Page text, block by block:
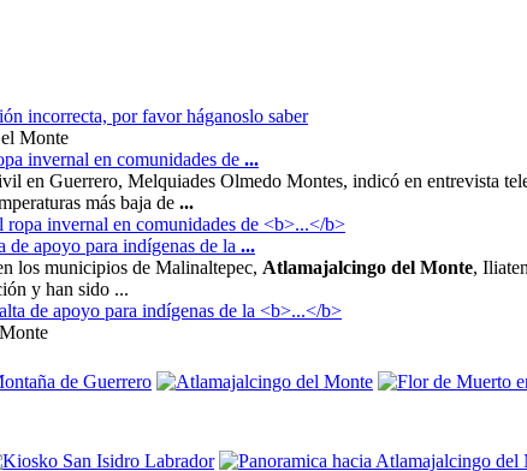
incorrecta, por favor háganoslo saber
Monte
invernal en comunidades de ...
en Guerrero, Melquiades Olmedo Montes, indicó en entrevista
más baja de ...
apoyo para indígenas de la ...
los municipios de Malinaltepec, Atlamajalcingo del Monte,
y han sido ...